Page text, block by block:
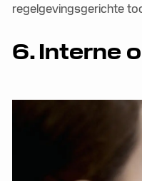
regelgevingsgerichte
6. Interne